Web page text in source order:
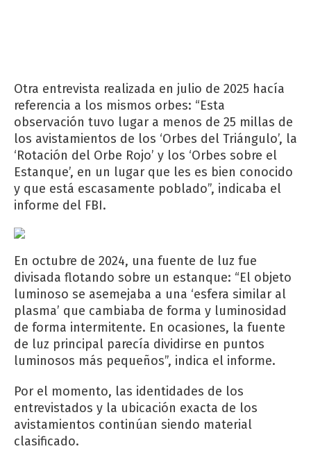
Otra entrevista realizada en julio de 2025 hacía
referencia a los mismos orbes: “Esta
observación tuvo lugar a menos de 25 millas de
los avistamientos de los ‘Orbes ‌del Triángulo’, la
‘Rotación del Orbe Rojo’ y los ‘Orbes sobre el
Estanque’, en un lugar que les es bien conocido
y que está escasamente poblado”, indicaba el
informe del FBI.
En octubre de 2024, una fuente de luz fue
divisada flotando sobre un estanque: “El objeto
luminoso se asemejaba a una ‘esfera similar al
plasma’ que cambiaba de forma y luminosidad
de forma intermitente. En ocasiones, la fuente
de luz ‌principal parecía dividirse en puntos
luminosos más pequeños”, indica el informe.
Por el momento, las identidades de los
entrevistados y la ubicación exacta de los
avistamientos continúan siendo material
clasificado.